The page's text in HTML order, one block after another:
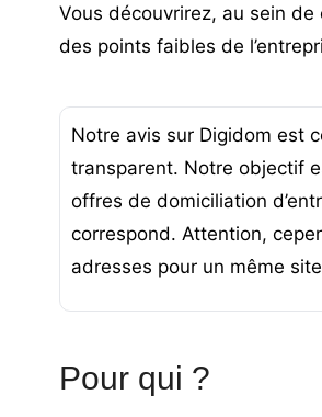
Vous découvrirez, au sein
des points faibles de
Notre avis sur Digidom est
transparent. Notre objectif
offres de domiciliation
correspond. Attention,
adresses pour un même
Pour qui ?